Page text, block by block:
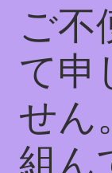
ご不
て申
せん